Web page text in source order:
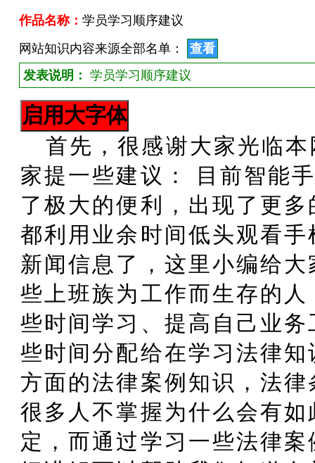
作品名称： 学员学习顺序建议
网站知识内容来源全部名单：
查看
发表说明： 学员学习顺序建议
首先，很感谢大家光临
家提一些建议： 目前智能
了极大的便利，出现了更
都利用业余时间低头观看
新闻信息了，这里小编给
些上班族为工作而生存的
些时间学习、提高自己业
些时间分配给在学习法律
方面的法律案例知识，法
很多人不掌握为什么会有
定，而通过学习一些法律